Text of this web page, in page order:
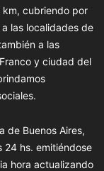
cubriendo por
las localidades de
a las
y ciudad del
de Buenos Aires,
24 hs. emitiéndose
hora actualizando